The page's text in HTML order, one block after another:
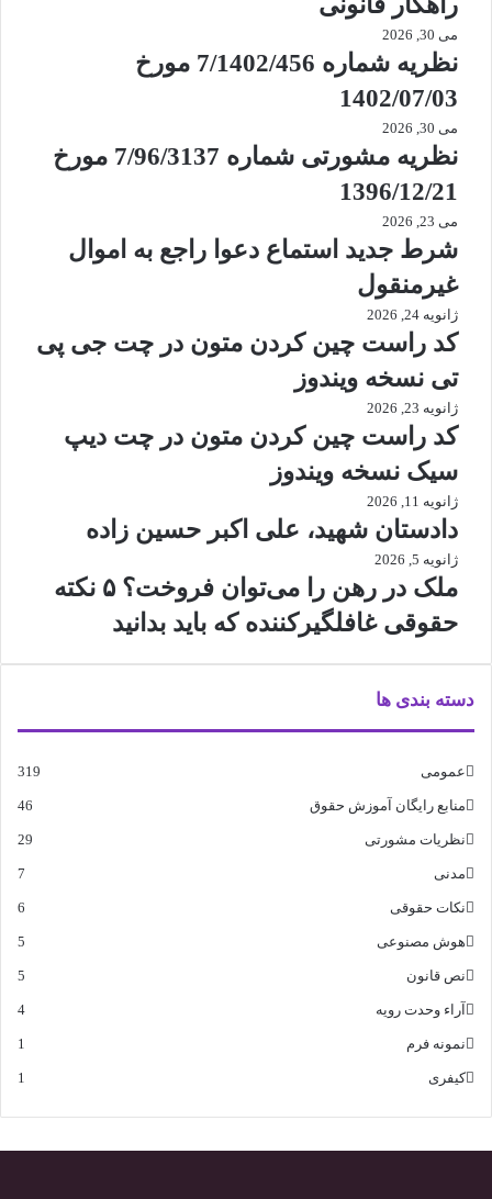
می 30, 2026
نظریه شماره 7/1402/456 مورخ
1402/07/03
می 30, 2026
نظریه مشورتی شماره 7/96/3137 مورخ
1396/12/21
می 23, 2026
شرط جدید استماع دعوا راجع به اموال
غیرمنقول
ژانویه 24, 2026
کد راست چین کردن متون در چت جی پی
تی نسخه ویندوز
ژانویه 23, 2026
کد راست چین کردن متون در چت دیپ
سیک نسخه ویندوز
ژانویه 11, 2026
دادستان شهید، علی اکبر حسین زاده
ژانویه 5, 2026
ملک در رهن را می‌توان فروخت؟ ۵ نکته
حقوقی غافلگیرکننده که باید بدانید
دسته بندی ها
عمومی 319
منابع رایگان آموزش حقوق 46
نظریات مشورتی 29
مدنی 7
نکات حقوقی 6
هوش مصنوعی 5
نص قانون 5
آراء وحدت رویه 4
نمونه فرم 1
کیفری 1